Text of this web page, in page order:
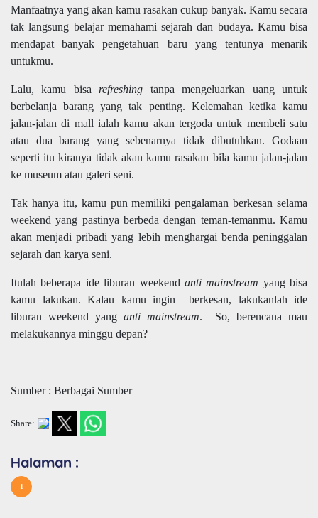
Manfaatnya yang akan kamu rasakan cukup banyak. Kamu secara
tak langsung belajar memahami sejarah dan budaya. Kamu bisa
mendapat banyak pengetahuan baru yang tentunya menarik
untukmu.
Lalu, kamu bisa refreshing tanpa mengeluarkan uang untuk
berbelanja barang yang tak penting. Kelemahan ketika kamu
jalan-jalan di mall ialah kamu akan tergoda untuk membeli satu
atau dua barang yang sebenarnya tidak dibutuhkan. Godaan
seperti itu kiranya tidak akan kamu rasakan bila kamu jalan-jalan
ke museum atau galeri seni.
Tak hanya itu, kamu pun memiliki pengalaman berkesan selama
weekend yang pastinya berbeda dengan teman-temanmu. Kamu
akan menjadi pribadi yang lebih menghargai benda peninggalan
sejarah dan karya seni.
Itulah beberapa ide liburan weekend anti mainstream yang bisa
kamu lakukan. Kalau kamu ingin berkesan, lakukanlah ide
liburan weekend yang anti mainstream. So, berencana mau
melakukannya minggu depan?
Sumber : Berbagai Sumber
Share:
Halaman :
1